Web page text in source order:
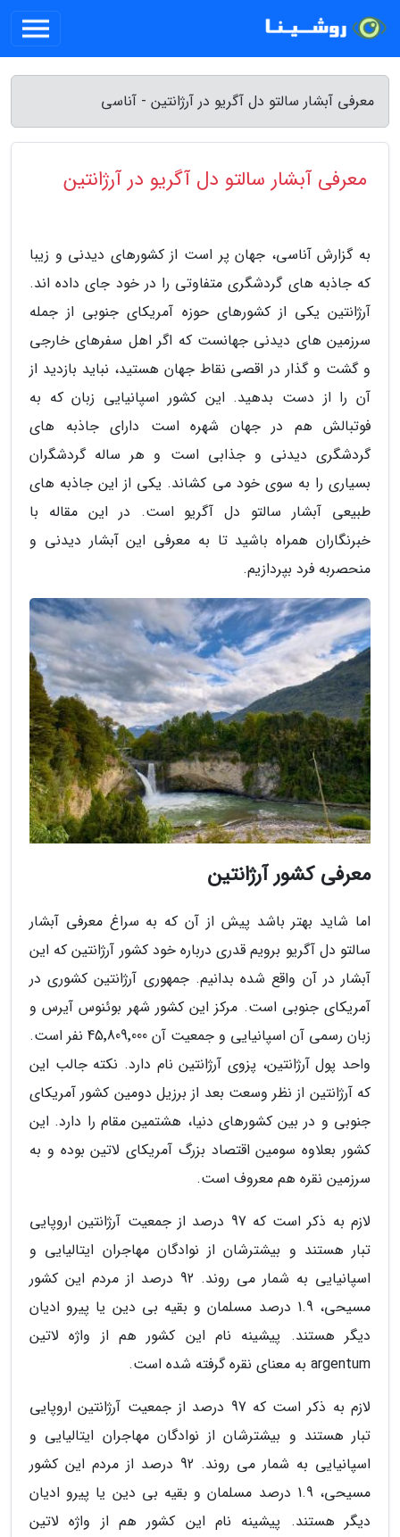
معرفی آبشار سالتو دل آگریو در آرژانتین - آناسی
معرفی آبشار سالتو دل آگریو در آرژانتین
به گزارش آناسی، جهان پر است از کشورهای دیدنی و زیبا
که جاذبه های گردشگری متفاوتی را در خود جای داده اند.
آرژانتین یکی از کشورهای حوزه آمریکای جنوبی از جمله
سرزمین های دیدنی جهانست که اگر اهل سفرهای خارجی
و گشت و گذار در اقصی نقاط جهان هستید، نباید بازدید از
آن را از دست بدهید. این کشور اسپانیایی زبان که به
فوتبالش هم در جهان شهره است دارای جاذبه های
گردشگری دیدنی و جذابی است و هر ساله گردشگران
بسیاری را به سوی خود می کشاند. یکی از این جاذبه های
طبیعی آبشار سالتو دل آگریو است. در این مقاله با
خبرنگاران همراه باشید تا به معرفی این آبشار دیدنی و
منحصربه فرد بپردازیم.
معرفی کشور آرژانتین
اما شاید بهتر باشد پیش از آن که به سراغ معرفی آبشار
سالتو دل آگریو برویم قدری درباره خود کشور آرژانتین که این
آبشار در آن واقع شده بدانیم. جمهوری آرژانتین کشوری در
آمریکای جنوبی است. مرکز این کشور شهر بوئنوس آیرس و
زبان رسمی آن اسپانیایی و جمعیت آن 45٬809٬000 نفر است.
واحد پول آرژانتین، پزوی آرژانتین نام دارد. نکته جالب این
که آرژانتین از نظر وسعت بعد از برزیل دومین کشور آمریکای
جنوبی و در بین کشورهای دنیا، هشتمین مقام را دارد. این
کشور بعلاوه سومین اقتصاد بزرگ آمریکای لاتین بوده و به
سرزمین نقره هم معروف است.
لازم به ذکر است که 97 درصد از جمعیت آرژانتین اروپایی
تبار هستند و بیشترشان از نوادگان مهاجران ایتالیایی و
اسپانیایی به شمار می روند. 92 درصد از مردم این کشور
مسیحی، 1.9 درصد مسلمان و بقیه بی دین یا پیرو ادیان
دیگر هستند. پیشینه نام این کشور هم از واژه لاتین
argentum به معنای نقره گرفته شده است.
لازم به ذکر است که 97 درصد از جمعیت آرژانتین اروپایی
تبار هستند و بیشترشان از نوادگان مهاجران ایتالیایی و
اسپانیایی به شمار می روند. 92 درصد از مردم این کشور
مسیحی، 1.9 درصد مسلمان و بقیه بی دین یا پیرو ادیان
دیگر هستند. پیشینه نام این کشور هم از واژه لاتین